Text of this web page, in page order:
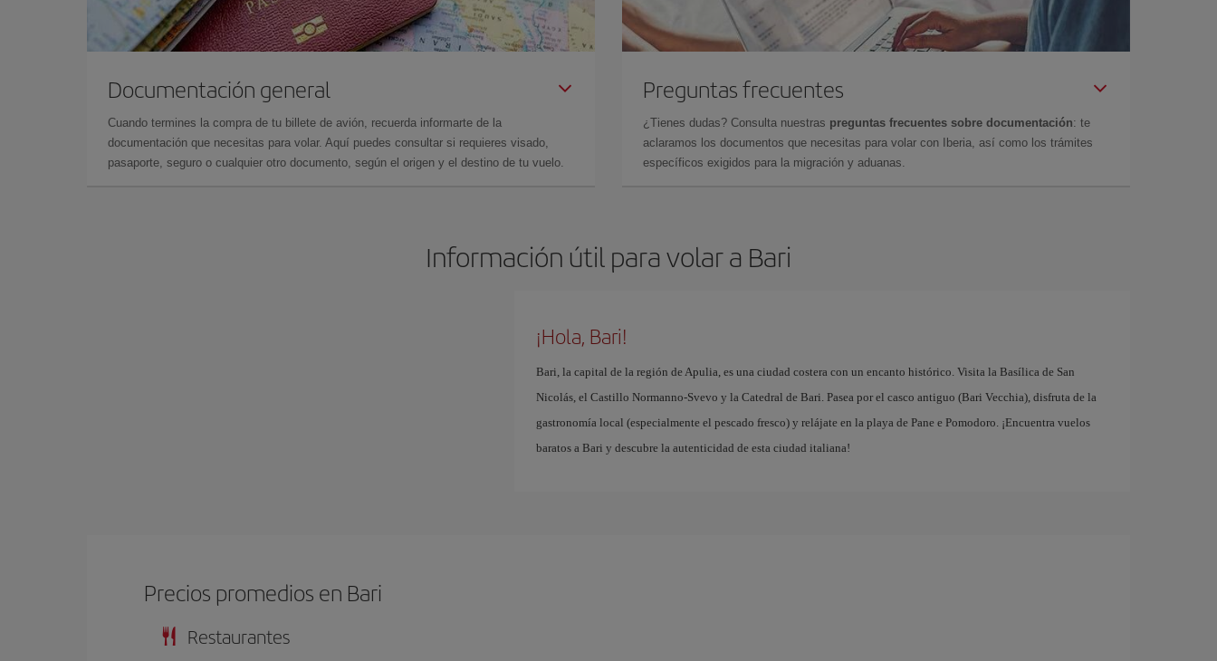
Documentación general
Cuando termines la compra de tu billete de avión, recuerda informarte de la
documentación que necesitas para volar. Aquí puedes consultar si requieres visado,
pasaporte, seguro o cualquier otro documento, según el origen y el destino de tu vuelo.
Preguntas frecuentes
¿Tienes dudas? Consulta nuestras preguntas frecuentes sobre documentación: te
aclaramos los documentos que necesitas para volar con Iberia, así como los trámites
específicos exigidos para la migración y aduanas.
Información útil para volar a Bari
¡Hola, Bari!
Bari, la capital de la región de Apulia, es una ciudad costera con un encanto histórico. Visita la Basílica de San
Nicolás, el Castillo Normanno-Svevo y la Catedral de Bari. Pasea por el casco antiguo (Bari Vecchia), disfruta de la
gastronomía local (especialmente el pescado fresco) y relájate en la playa de Pane e Pomodoro. ¡Encuentra vuelos
baratos a Bari y descubre la autenticidad de esta ciudad italiana!
Precios promedios en Bari
Restaurantes